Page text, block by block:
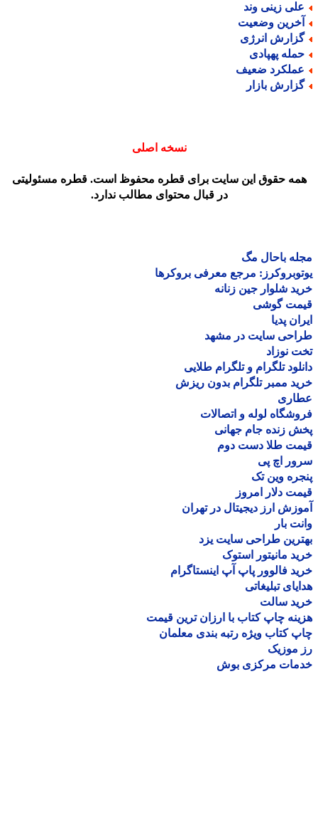
زینی وند
وضعیت
انرژی
پهپادی
ضعیف
بازار
نسخه اصلی
حقوق این سایت برای قطره محفوظ است. قطره مسئولیتی
در قبال محتوای مطالب ندارد.
باحال مگ
مرجع معرفی بروکرها
شلوار جین زنانه
گوشی
پدیا
سایت در مشهد
نوزاد
تلگرام و تلگرام طلایی
ممبر تلگرام بدون ریزش
لوله و اتصالات
زنده جام جهانی
طلا دست دوم
اچ پی
وین تک
دلار امروز
ارز دیجیتال در تهران
بار
طراحی سایت یزد
مانیتور استوک
فالوور پاپ آپ اینستاگرام
تبلیغاتی
سالت
چاپ کتاب با ارزان ترین قیمت
کتاب ویژه رتبه بندی معلمان
موزیک
مرکزی بوش